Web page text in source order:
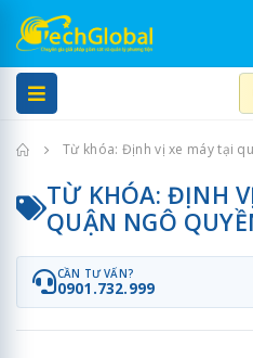
Trang chủTừ khóa: Định vị xe máy tại
TỪ KHÓA: ĐỊNH
QUẬN NGÔ
CẦN TƯ VẤN?
0901.732.999